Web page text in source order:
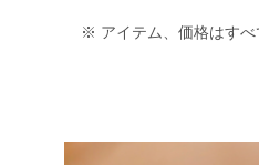
アイテム、価格はす